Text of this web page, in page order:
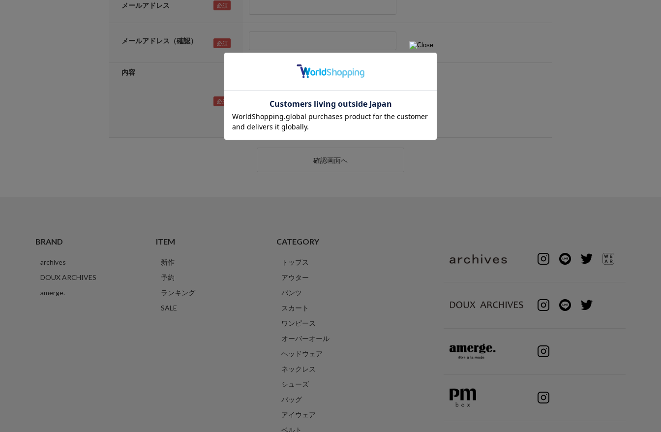
メールアドレス
メールアドレス（確認）
内容
BRAND
archives
DOUX ARCHIVES
amerge.
ITEM
新作
予約
ランキング
SALE
CATEGORY
トップス
アウター
パンツ
スカート
ワンピース
オーバーオール
ヘッドウェア
ネックレス
シューズ
バッグ
アイウェア
ベルト